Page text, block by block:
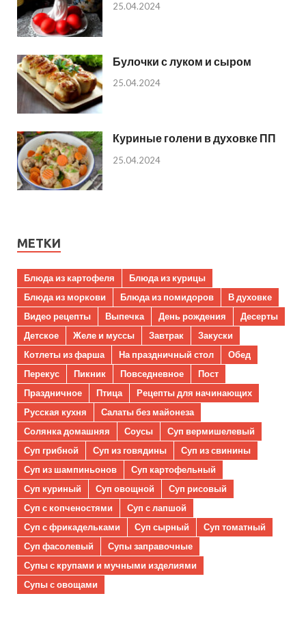
25.04.2024
Булочки с луком и сыром
25.04.2024
Куриные голени в духовке ПП
25.04.2024
МЕТКИ
Блюда из картофеля
Блюда из курицы
Блюда из моркови
Блюда из помидоров
В духовке
Видео рецепты
Выпечка День рождения
Десерты
Детское
Желе и муссы Завтрак
Закуски
Котлеты из фарша
На праздничный стол
Обед
Перекус
Пикник Повседневное
Пост
Праздничное
Птица
Рецепты для начинающих
Русская кухня
Салаты без майонеза
Солянка домашняя
Соусы
Суп вермишелевый
Суп грибной
Суп из говядины
Суп из свинины
Суп из шампиньонов
Суп картофельный
Суп куриный
Суп овощной
Суп рисовый
Суп с копченостями
Суп с лапшой
Суп с фрикадельками
Суп сырный
Суп томатный
Суп фасолевый
Супы заправочные
Супы с крупами и мучными изделиями
Супы с овощами